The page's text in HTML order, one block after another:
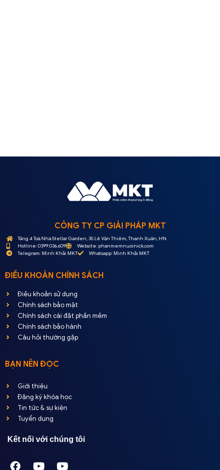
CÔNG TY CP GIẢI PHÁP MKT
Tầng 4 Toà Nhà Stellar Garden, 35 Lê Văn Thiêm, Thanh Xuân, HN
Hotline: 0399.036.609
Website: phanmemnuoinick.com
Telegram: Minh Khải MKT
Whatsapp: Minh Khải MKT
ĐIỀU KHOẢN CHÍNH SÁCH
Điều khoản sử dụng
Chính sách bảo mật
Chính sách cài đặt phần mềm
Chính sách bảo hành
Câu hỏi thường gặp
BẠN NÊN ĐỌC
Giới thiệu
Đăng ký khóa học
Tin tức & sự kiện
Tuyển dụng
Kết nối với chúng tôi